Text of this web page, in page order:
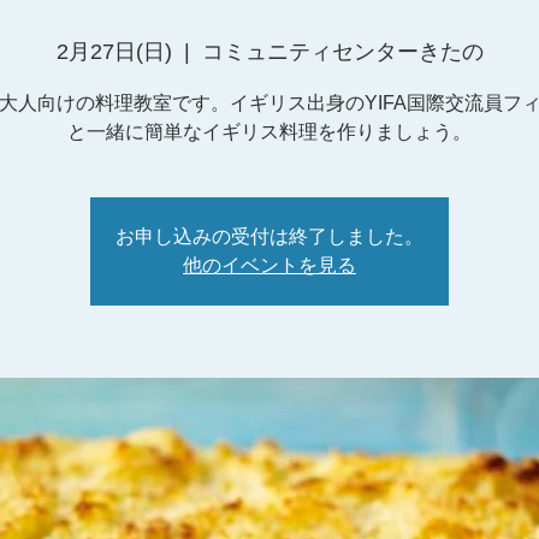
2月27日(日) コミュニティセンターきたの
人向けの料理教室です。イギリス出身のYIFA国際交流員フ
と一緒に簡単なイギリス料理を作りましょう。
お申し込みの受付は終了しました。
他のイベントを見る